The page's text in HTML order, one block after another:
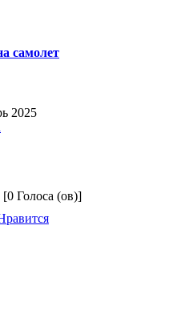
самолет
2025
Голоса (ов)]